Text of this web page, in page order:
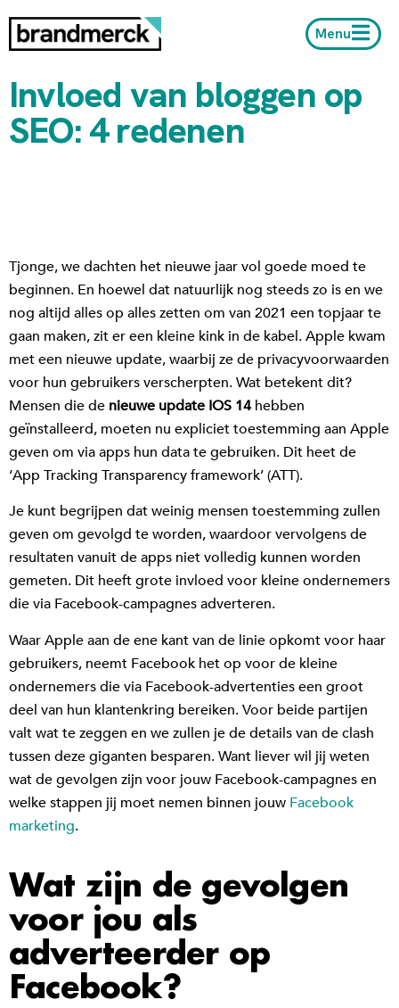
Menu
Invloed van bloggen op
SEO: 4 redenen
Tjonge, we dachten het nieuwe jaar vol goede moed te
beginnen. En hoewel dat natuurlijk nog steeds zo is en we
nog altijd alles op alles zetten om van 2021 een topjaar te
gaan maken, zit er een kleine kink in de kabel. Apple kwam
met een nieuwe update, waarbij ze de privacyvoorwaarden
voor hun gebruikers verscherpten. Wat betekent dit?
Mensen die de nieuwe update IOS 14hebben
geïnstalleerd, moeten nu expliciet toestemming aan Apple
geven om via apps hun data te gebruiken. Dit heet de
‘App Tracking Transparency framework’ (ATT).
Je kunt begrijpen dat weinig mensen toestemming zullen
geven om gevolgd te worden, waardoor vervolgens de
resultaten vanuit de apps niet volledig kunnen worden
gemeten. Dit heeft grote invloed voor kleine ondernemers
die via Facebook-campagnes adverteren.
Waar Apple aan de ene kant van de linie opkomt voor haar
gebruikers, neemt Facebook het op voor de kleine
ondernemers die via Facebook-advertenties een groot
deel van hun klantenkring bereiken. Voor beide partijen
valt wat te zeggen en we zullen je de details van de clash
tussen deze giganten besparen. Want liever wil jij weten
wat de gevolgen zijn voor jouw Facebook-campagnes en
welke stappen jij moet nemen binnen jouw Facebook
marketing.
Wat zijn de gevolgen
voor jou als
adverteerder op
Facebook?